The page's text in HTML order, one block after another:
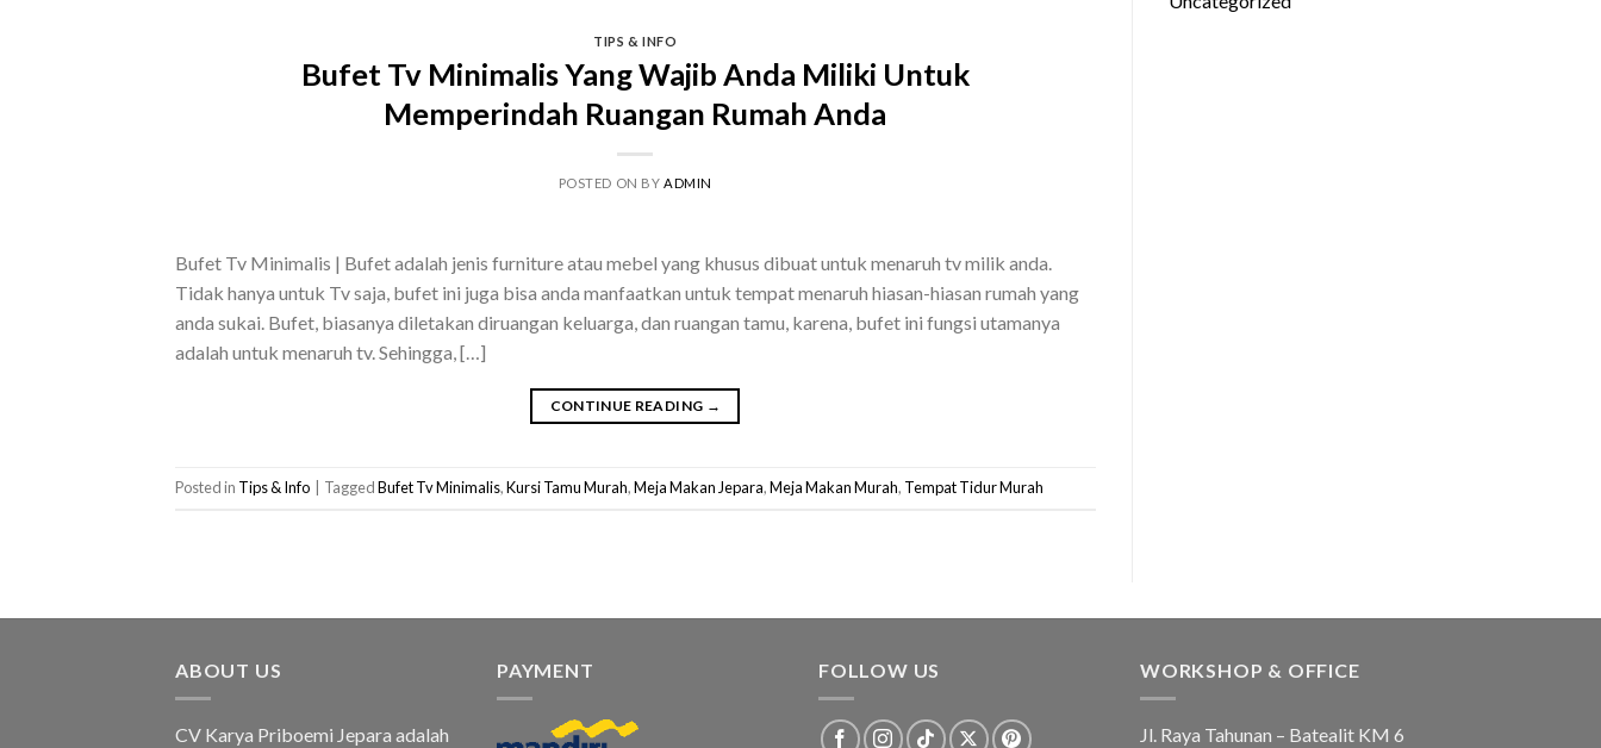
TIPS & INFO
Bufet Tv Minimalis Yang Wajib Anda Miliki Untuk
Memperindah Ruangan Rumah Anda
POSTED ON BY ADMIN
Bufet Tv Minimalis | Bufet adalah jenis furniture atau mebel yang khusus dibuat untuk menaruh tv milik anda.
Tidak hanya untuk Tv saja, bufet ini juga bisa anda manfaatkan untuk tempat menaruh hiasan-hiasan rumah yang
anda sukai. Bufet, biasanya diletakan diruangan keluarga, dan ruangan tamu, karena, bufet ini fungsi utamanya
adalah untuk menaruh tv. Sehingga, […]
CONTINUE READING →
Posted in Tips & Info TaggedBufet Tv Minimalis,Kursi Tamu Murah,Meja Makan Jepara,Meja Makan Murah, Tempat Tidur Murah
ABOUT US
CV Karya Priboemi Jepara adalah
PAYMENT FOLLOW US WORKSHOP & OFFICE
Jl. Raya Tahunan – Batealit KM 6